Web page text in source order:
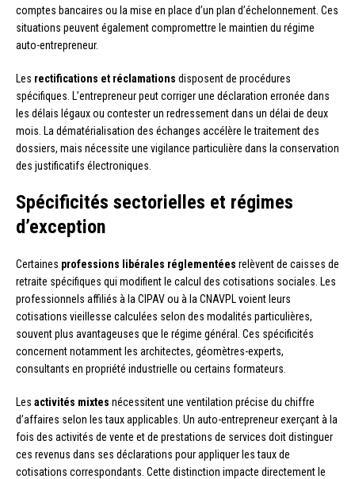
comptes bancaires ou la mise en place d’un plan d’échelonnement. Ces
situations peuvent également compromettre le maintien du régime
auto-entrepreneur.
Les rectifications et réclamations disposent de procédures
spécifiques. L’entrepreneur peut corriger une déclaration erronée dans
les délais légaux ou contester un redressement dans un délai de deux
mois. La dématérialisation des échanges accélère le traitement des
dossiers, mais nécessite une vigilance particulière dans la conservation
des justificatifs électroniques.
Spécificités sectorielles et régimes
d’exception
Certaines professions libérales réglementées relèvent de caisses de
retraite spécifiques qui modifient le calcul des cotisations sociales. Les
professionnels affiliés à la CIPAV ou à la CNAVPL voient leurs
cotisations vieillesse calculées selon des modalités particulières,
souvent plus avantageuses que le régime général. Ces spécificités
concernent notamment les architectes, géomètres-experts,
consultants en propriété industrielle ou certains formateurs.
Les activités mixtes nécessitent une ventilation précise du chiffre
d’affaires selon les taux applicables. Un auto-entrepreneur exerçant à la
fois des activités de vente et de prestations de services doit distinguer
ces revenus dans ses déclarations pour appliquer les taux de
cotisations correspondants. Cette distinction impacte directement le